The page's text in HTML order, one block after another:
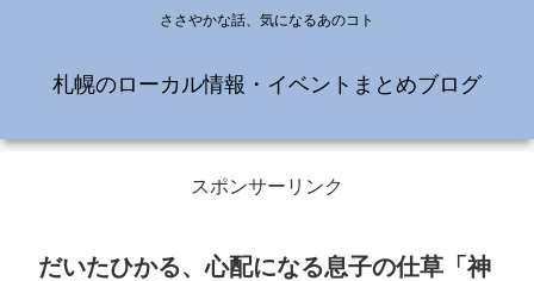
ささやかな話、気になるあのコト
札幌のローカル情報・イベントまとめブログ
スポンサーリンク
だいたひかる、心配になる息子の仕草「神